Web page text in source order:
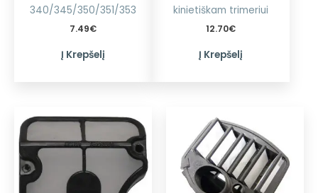
340/345/350/351/353
7.49€
Į Krepšelį
kinietiškam trimeriui
12.70€
Į Krepšelį